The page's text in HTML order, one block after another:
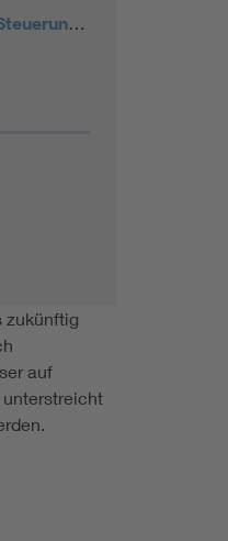
VDE FNN legt Konzept für Steuerung kleinerer Erzeugungsanlagen vor
zukünftig
auf
unterstreicht